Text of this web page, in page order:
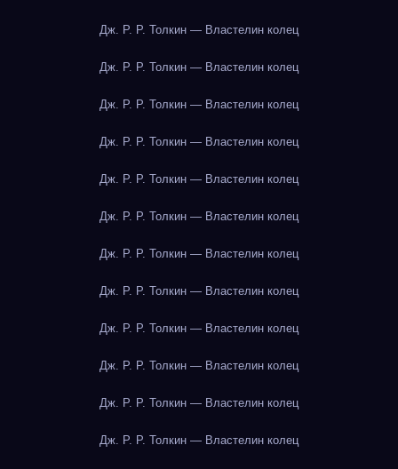
Дж. Р. Р. Толкин — Властелин колец
Дж. Р. Р. Толкин — Властелин колец
Дж. Р. Р. Толкин — Властелин колец
Дж. Р. Р. Толкин — Властелин колец
Дж. Р. Р. Толкин — Властелин колец
Дж. Р. Р. Толкин — Властелин колец
Дж. Р. Р. Толкин — Властелин колец
Дж. Р. Р. Толкин — Властелин колец
Дж. Р. Р. Толкин — Властелин колец
Дж. Р. Р. Толкин — Властелин колец
Дж. Р. Р. Толкин — Властелин колец
Дж. Р. Р. Толкин — Властелин колец